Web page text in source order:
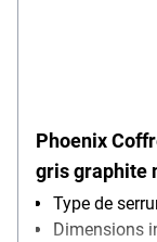
Phoenix
gris graphite
Type de
Dimensions